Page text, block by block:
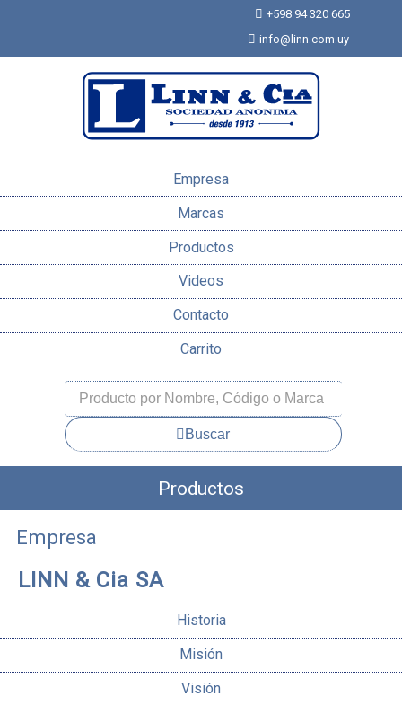
+598 94 320 665
info@linn.com.uy
Empresa
Marcas
Productos
Videos
Contacto
Carrito
Buscar
Productos
Empresa
LINN & Cia SA
Historia
Misión
Visión